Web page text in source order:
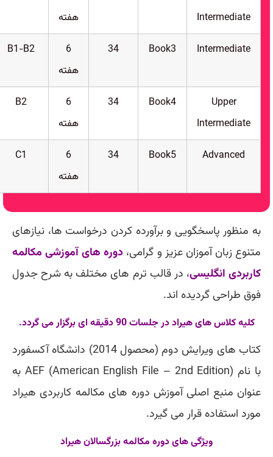
Intermediate
هفته
Intermediate
Book3
34
6
هفته
B1-B2
Upper
Intermediate
Book4
34
6
هفته
B2
Advanced
Book5
34
6
هفته
C1
به منظور پاسخگویی و برآورده کردن درخواست ها، نیازهای
متنوع زبان آموزان عزیز و گرامی، دوره های آموزشی مکالمه
کاربردی انگلیسی، در قالب ترم های مختلف به شرح جدول
فوق طراحی گردیده اند.
کلیه کلاس های هیراد در جلسات 90 دقیقه ای برگزار می گردد.
کتاب های ویرایش دوم (محصول 2014) دانشگاه آکسفورد
با نام AEF (American English File – 2nd Edition) به
عنوان منبع اصلی آموزش دوره های مکالمه کاربردی هیراد
مورد استفاده قرار می گیرد.
ویژگی های دوره مکالمه بزرگسالان هیراد